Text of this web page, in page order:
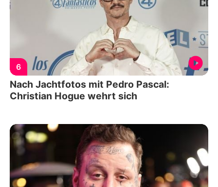
6
Nach Jachtfotos mit Pedro Pascal:
Christian Hogue wehrt sich